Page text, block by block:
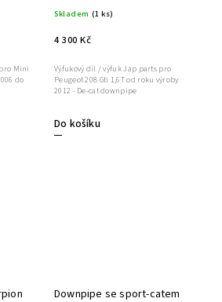
Mini
do
Skladem (1 ks)
4 300 Kč
Do košíku
Výfukový díl / výfuk Jap parts pro
Peugeot 208 Gti 1,6T od roku výroby
2012 - De-cat downpipe
Downpipe se sport-catem